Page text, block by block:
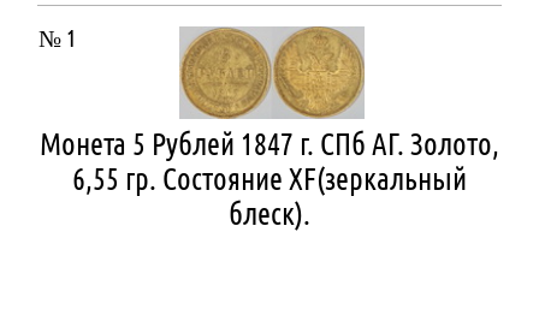
№ 1
Монета 5 Рублей 1847 г. СПб АГ. Золото,
6,55 гр. Состояние XF(зеркальный
блеск).